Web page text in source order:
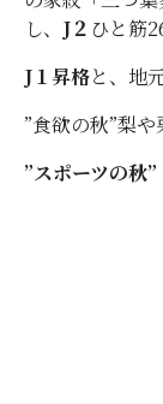
し、 J２ ひと筋
J１昇格と、地
”食欲の秋”梨や
”スポーツの秋